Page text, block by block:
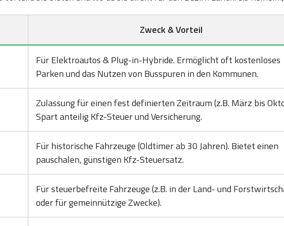
Zweck & Vorteil
Für Elektroautos & Plug-in-Hybride. Ermöglicht oft kostenloses
Parken und das Nutzen von Busspuren in den Kommunen.
Zulassung für einen fest definierten Zeitraum (z.B. März bis
Spart anteilig Kfz-Steuer und Versicherung.
Für historische Fahrzeuge (Oldtimer ab 30 Jahren). Bietet einen
pauschalen, günstigen Kfz-Steuersatz.
Für steuerbefreite Fahrzeuge (z.B. in der Land- und
oder für gemeinnützige Zwecke).